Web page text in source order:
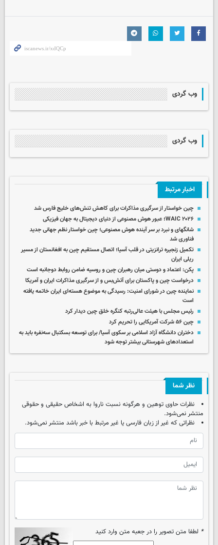
وب گردی
وب گردی
اخبار مرتبط
چین خواستار از سرگیری مذاکرات برای کاهش تنش‌های خلیج فارس شد
WAIC ۲۰۲۶؛ عبور هوش مصنوعی از دنیای دیجیتال به جهان فیزیکی
شانگهای و نبرد بر سر آینده هوش مصنوعی؛ چین خواستار نظم جهانی جدید
فناوری شد
تکمیل زنجیره ترانزیتی در قلب آسیا؛ اتصال مستقیم چین به افغانستان از مسیر
ریلی ایران
پکن: اعتماد و دوستی میان رهبران چین و روسیه ضامن روابط دوجانبه است
درخواست چین و پاکستان برای آتش‌بس و از سرگیری مذاکرات ایران و آمریکا
نماینده چین در شورای امنیت: رسیدگی به موضوع هسته‌ای ایران خاتمه یافته
است
رئیس مجلس با هیئت عالی‌رتبه کنگره خلق چین دیدار کرد
چین ۵۶ شرکت آمریکایی را تحریم کرد
دختران دانشگاه آزاد اسلامی بر سکوی آسیا/ برای توسعه بسکتبال سه‌نفره باید به
استعدادهای شهرستانی بیشتر توجه شود
نظر شما
نظرات حاوی توهین و هرگونه نسبت ناروا به اشخاص حقیقی و حقوقی
منتشر نمی‌شود.
نظراتی که غیر از زبان فارسی یا غیر مرتبط با خبر باشد منتشر نمی‌شود.
* لطفا متن تصویر را در جعبه متن وارد کنید